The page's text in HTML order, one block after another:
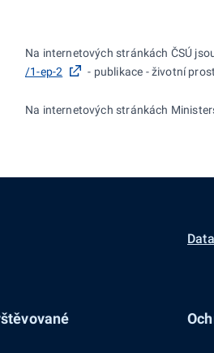
Na internetových stránkách ČSÚ
/1-ep-2
- publikace - životní
Na internetových stránkách